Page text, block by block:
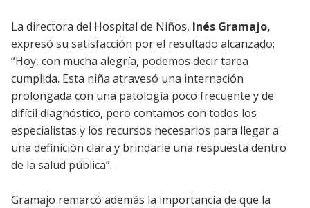
La directora del Hospital de Niños, Inés Gramajo,
expresó su satisfacción por el resultado alcanzado:
“Hoy, con mucha alegría, podemos decir tarea
cumplida. Esta niña atravesó una internación
prolongada con una patología poco frecuente y de
difícil diagnóstico, pero contamos con todos los
especialistas y los recursos necesarios para llegar a
una definición clara y brindarle una respuesta dentro
de la salud pública”.
Gramajo remarcó además la importancia de que la